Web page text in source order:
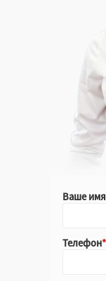
Ваше имя
Телефон